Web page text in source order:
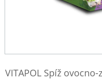
VITAPOL Spíž